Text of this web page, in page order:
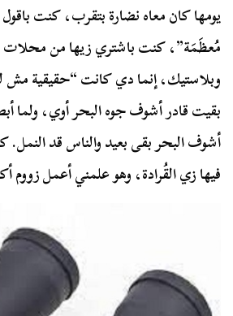
يومها كان معاه نضارة بتقرب، كنت
مُعظَمَة”، كنت باشتري زيها من
وبلاستيك، إنما دي كانت “حقيقية مش
بقيت قادر أشوف جوه البحر أوي، ولما
أشوف البحر بقى بعيد والناس قد
فيها زي القُرادة، وهو علمني أعمل زووم